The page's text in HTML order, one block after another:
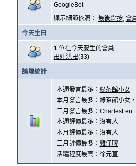
GoogleBot
顯示細節依照： 最後點按, 會
今天生日
1位在今天慶生的會員
卍奸洪卍(33)
論壇統計
本週發言最多： 綠茶館小女
本月發言最多： 綠茶館小女，
三月發言最多： CharlesFen
本週評價最多：沒有人
本月評價最多：沒有人
三月評價最多： 雞仔嘜
活躍程度最高： 徐元直